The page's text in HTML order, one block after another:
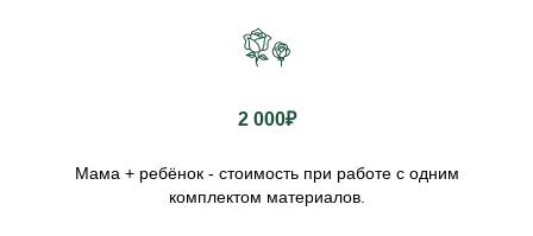
2 000₽
Мама + ребёнок - стоимость при работе с одним
комплектом материалов.